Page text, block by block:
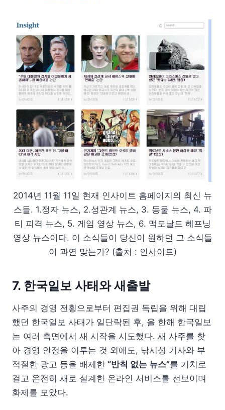
2014년 11월 11일 현재 인사이트 홈페이지의 최신 뉴
스들. 1.정자 뉴스, 2.성관계 뉴스, 3. 동물 뉴스, 4. 파
티 피격 뉴스, 5. 게임 영상 뉴스, 6. 맥도날드 헤프닝
영상 뉴스이다. 이 소식들이 당신이 원하던 그 소식들
이 과연 맞는가? (출처 : 인사이트)
7. 한국일보 사태와 새출발
사주의 경영 전횡으로부터 편집권 독립을 위해 대립
했던 한국일보 사태가 일단락된 후, 올 한해 한국일보
는 여러 측면에서 새 시작을 시도했다. 새 사주를 찾
아 경영 안정을 이루는 것 외에도, 낚시성 기사와 부
적절한 광고 등을 배제한 “반칙 없는 뉴스”를 기치로
걸고 온전히 새로 설계한 온라인 서비스를 선보이며
화제를 모았다.